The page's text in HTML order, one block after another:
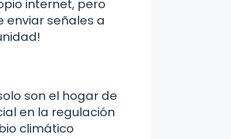
internet, pero
enviar señales a
son el hogar de
en la regulación
climático